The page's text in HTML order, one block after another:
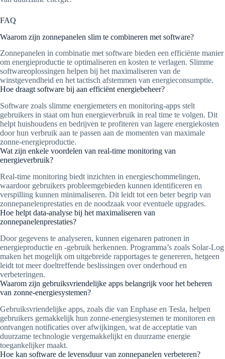
FAQ
Waarom zijn zonnepanelen slim te combineren met software?
Zonnepanelen in combinatie met software bieden een efficiënte manier
om energieproductie te optimaliseren en kosten te verlagen. Slimme
softwareoplossingen helpen bij het maximaliseren van de
winstgevendheid en het tactisch afstemmen van energieconsumptie.
Hoe draagt software bij aan efficiënt energiebeheer?
Software zoals slimme energiemeters en monitoring-apps stelt
gebruikers in staat om hun energieverbruik in real time te volgen. Dit
helpt huishoudens en bedrijven te profiteren van lagere energiekosten
door hun verbruik aan te passen aan de momenten van maximale
zonne-energieproductie.
Wat zijn enkele voordelen van real-time monitoring van
energieverbruik?
Real-time monitoring biedt inzichten in energieschommelingen,
waardoor gebruikers probleemgebieden kunnen identificeren en
verspilling kunnen minimaliseren. Dit leidt tot een beter begrip van
zonnepanelenprestaties en de noodzaak voor eventuele upgrades.
Hoe helpt data-analyse bij het maximaliseren van
zonnepanelenprestaties?
Door gegevens te analyseren, kunnen eigenaren patronen in
energieproductie en -gebruik herkennen. Programma’s zoals Solar-Log
maken het mogelijk om uitgebreide rapportages te genereren, hetgeen
leidt tot meer doeltreffende beslissingen over onderhoud en
verbeteringen.
Waarom zijn gebruiksvriendelijke apps belangrijk voor het beheren
van zonne-energiesystemen?
Gebruiksvriendelijke apps, zoals die van Enphase en Tesla, helpen
gebruikers gemakkelijk hun zonne-energiesystemen te monitoren en
ontvangen notificaties over afwijkingen, wat de acceptatie van
duurzame technologie vergemakkelijkt en duurzame energie
toegankelijker maakt.
Hoe kan software de levensduur van zonnepanelen verbeteren?